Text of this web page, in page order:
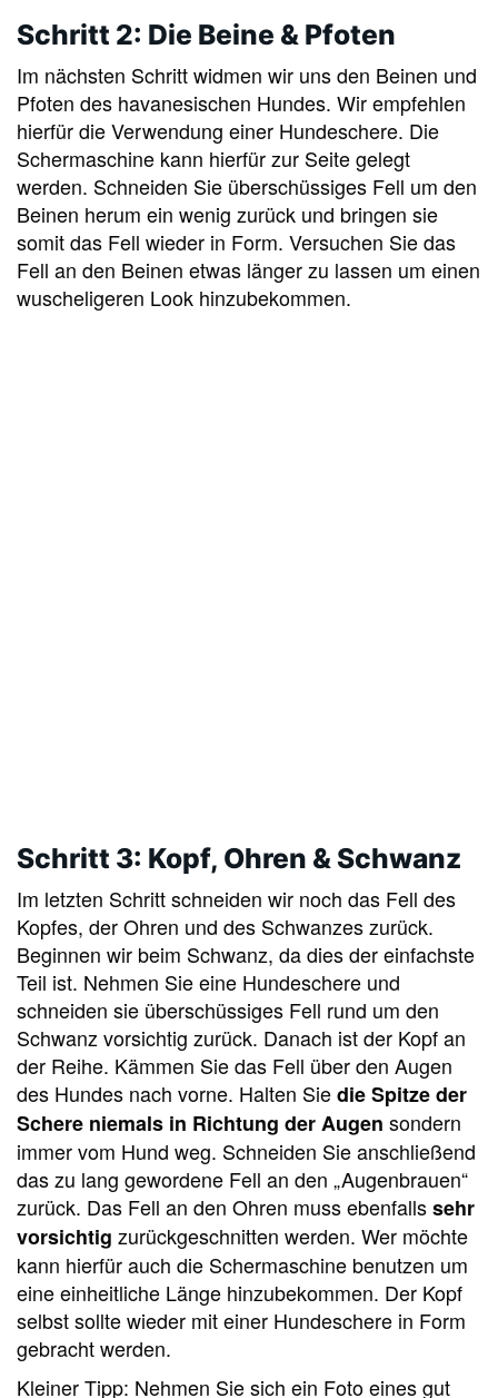
Schritt 2: Die Beine & Pfoten
Im nächsten Schritt widmen wir uns den Beinen und
Pfoten des havanesischen Hundes. Wir empfehlen
hierfür die Verwendung einer Hundeschere. Die
Schermaschine kann hierfür zur Seite gelegt
werden. Schneiden Sie überschüssiges Fell um den
Beinen herum ein wenig zurück und bringen sie
somit das Fell wieder in Form. Versuchen Sie das
Fell an den Beinen etwas länger zu lassen um einen
wuscheligeren Look hinzubekommen.
Schritt 3: Kopf, Ohren & Schwanz
Im letzten Schritt schneiden wir noch das Fell des
Kopfes, der Ohren und des Schwanzes zurück.
Beginnen wir beim Schwanz, da dies der einfachste
Teil ist. Nehmen Sie eine Hundeschere und
schneiden sie überschüssiges Fell rund um den
Schwanz vorsichtig zurück. Danach ist der Kopf an
der Reihe. Kämmen Sie das Fell über den Augen
des Hundes nach vorne. Halten Siedie Spitze der
Schere niemals in Richtung der Augen sondern
immer vom Hund weg. Schneiden Sie anschließend
das zu lang gewordene Fell an den „Augenbrauen“
zurück. Das Fell an den Ohren muss ebenfallssehr
vorsichtig zurückgeschnitten werden. Wer möchte
kann hierfür auch die Schermaschine benutzen um
eine einheitliche Länge hinzubekommen. Der Kopf
selbst sollte wieder mit einer Hundeschere in Form
gebracht werden.
Kleiner Tipp: Nehmen Sie sich ein Foto eines gut